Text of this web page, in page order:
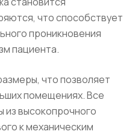
что способствует
проникновения
пациента.
что позволяет
помещениях. Все
из высокопрочного
к механическим